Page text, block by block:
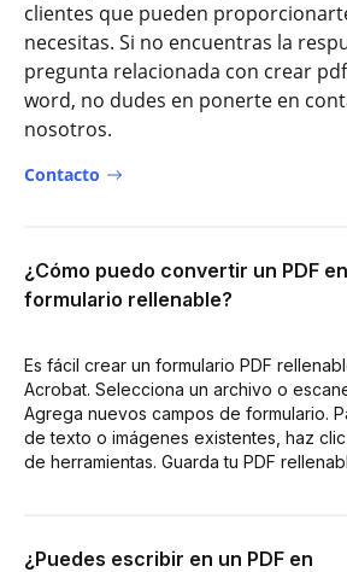
clientes que pueden
necesitas. Si no encuentras la
pregunta relacionada con crear
word, no dudes en ponerte en
nosotros.
Contacto
¿Cómo puedo convertir un PDF
formulario rellenable?
Es fácil crear un formulario PDF
Acrobat. Selecciona un archivo o
Agrega nuevos campos de formulario.
de texto o imágenes existentes, haz
de herramientas. Guarda tu PDF
¿Puedes escribir en un PDF en